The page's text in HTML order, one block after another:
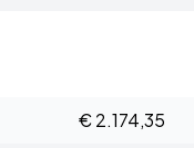
€ 2.174,35